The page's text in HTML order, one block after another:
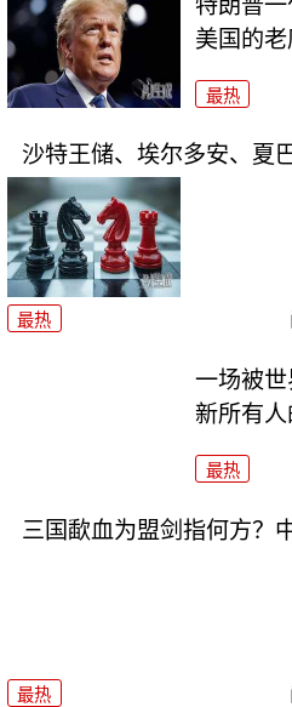
美国的老
最热
沙特王储、埃尔多安、夏
最热
一场被世
新所有人
最热
三国歃血为盟剑指何方？
最热